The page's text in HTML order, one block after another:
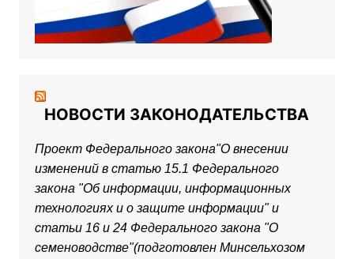
НОВОСТИ ЗАКОНОДАТЕЛЬСТВА
Проект Федерального закона"О внесении
изменений в статью 15.1 Федерального
закона "Об информации, информационных
технологиях и о защите информации" и
статьи 16 и 24 Федерального закона "О
семеноводстве"(подготовлен Минсельхозом